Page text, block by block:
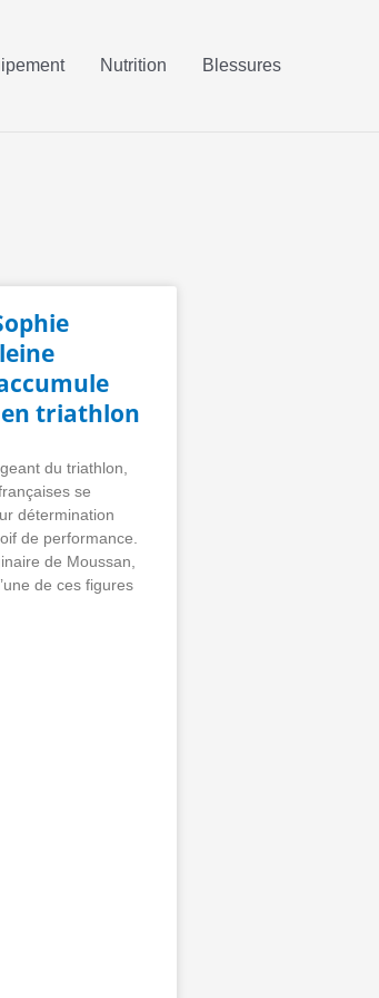
Nutrition Blessures
triathlon
du triathlon,
se
détermination
de performance.
de Moussan,
de ces figures